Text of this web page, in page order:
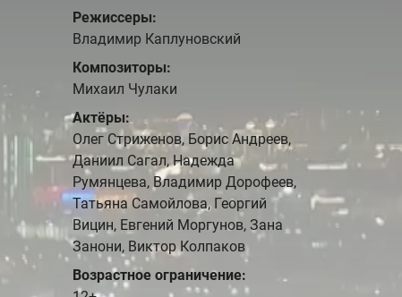
Режиссеры:
Владимир Каплуновский
Композиторы:
Михаил Чулаки
Актёры:
Олег Стриженов, Борис Андреев,
Даниил Сагал, Надежда
Румянцева, Владимир Дорофеев,
Татьяна Самойлова, Георгий
Вицин, Евгений Моргунов, Зана
Занони, Виктор Колпаков
Возрастное ограничение: